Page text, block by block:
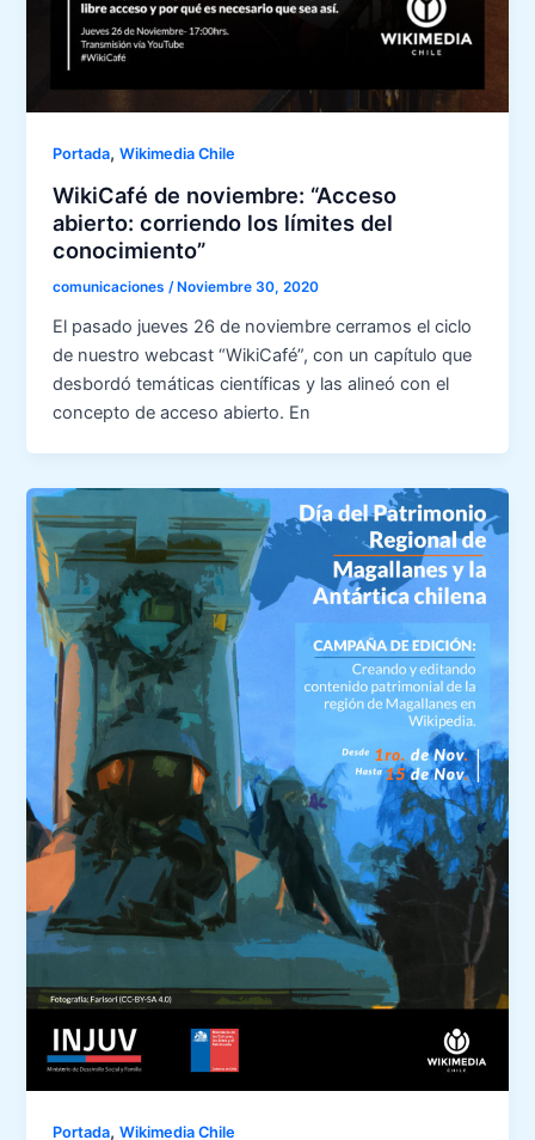
Portada,Wikimedia Chile
WikiCafé de noviembre: “Acceso
abierto: corriendo los límites del
conocimiento”
comunicaciones/ Noviembre 30, 2020
El pasado jueves 26 de noviembre cerramos el ciclo
de nuestro webcast “WikiCafé”, con un capítulo que
desbordó temáticas científicas y las alineó con el
concepto de acceso abierto. En
Portada,Wikimedia Chile